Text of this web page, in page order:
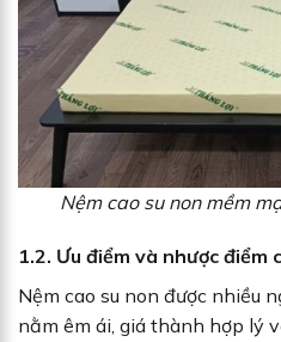
Nệm cao su non mềm
1.2. Ưu điểm và nhược điểm
Nệm cao su non được nhiều
nằm êm ái, giá thành hợp lý